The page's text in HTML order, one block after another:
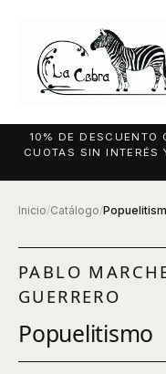
10% DE
CUOTAS SIN INTERÉS
Inicio/Catálogo/
PABLO
GUERRERO
Popuelitismo